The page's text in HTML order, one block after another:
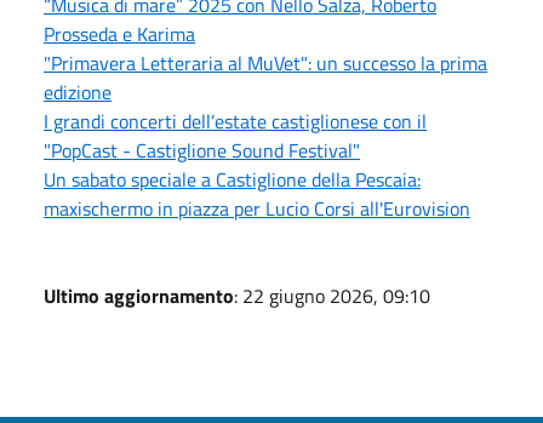
Prosseda e Karima
"Primavera Letteraria al MuVet": un successo la prima
edizione
I grandi concerti dell’estate castiglionese con il
"PopCast - Castiglione Sound Festival"
Un sabato speciale a Castiglione della Pescaia:
maxischermo in piazza per Lucio Corsi all'Eurovision
Ultimo aggiornamento: 22 giugno 2026, 09:10